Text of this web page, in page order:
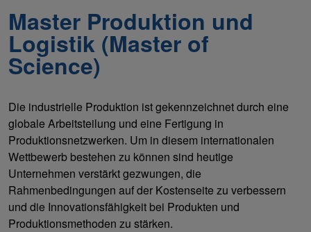
Master Produktion und
Logistik (Master of
Science)
Die industrielle Produktion ist gekennzeichnet durch eine
globale Arbeitsteilung und eine Fertigung in
Produktionsnetzwerken. Um in diesem internationalen
Wettbewerb bestehen zu können sind heutige
Unternehmen verstärkt gezwungen, die
Rahmenbedingungen auf der Kostenseite zu verbessern
und die Innovationsfähigkeit bei Produkten und
Produktionsmethoden zu stärken.